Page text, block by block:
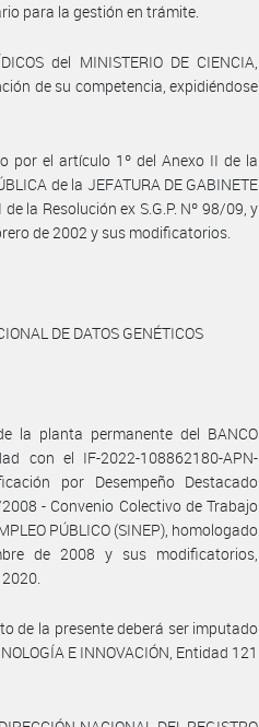
para la gestión en trámite.
del MINISTERIO DE CIENCIA,
de su competencia, expidiéndose
por el artículo 1º del Anexo II de la
de la JEFATURA DE GABINETE
la Resolución ex S.G.P. Nº 98/09, y
de 2002 y sus modificatorios.
DE DATOS GENÉTICOS
la planta permanente del BANCO
con el IF-2022-108862180-APN-
por Desempeño Destacado
- Convenio Colectivo de Trabajo
PÚBLICO (SINEP), homologado
de 2008 y sus modificatorios,
de la presente deberá ser imputado
E INNOVACIÓN, Entidad 121